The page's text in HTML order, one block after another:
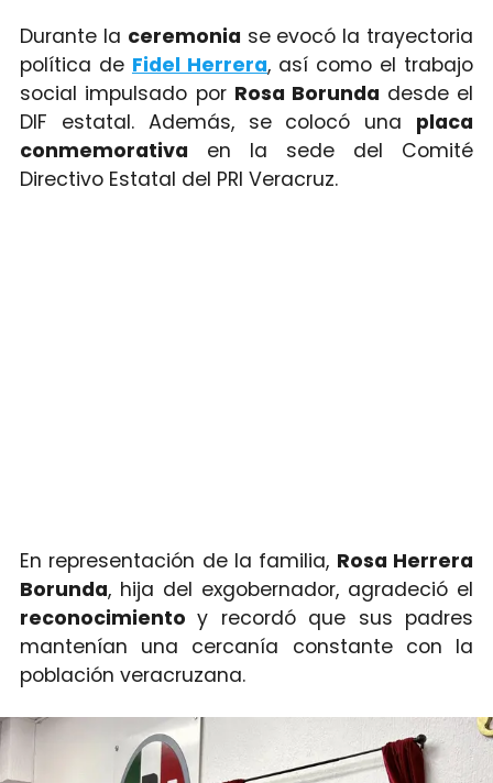
Durante la ceremonia se evocó la trayectoria
política de Fidel Herrera, así como el trabajo
social impulsado por Rosa Borunda desde el
DIF estatal. Además, se colocó una placa
conmemorativa en la sede del Comité
Directivo Estatal del PRI Veracruz.
En representación de la familia, Rosa Herrera
Borunda, hija del exgobernador, agradeció el
reconocimientoy recordó que sus padres
mantenían una cercanía constante con la
población veracruzana.